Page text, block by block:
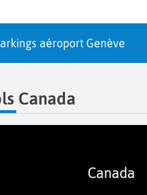
aéroport Genève
Canada
Canada